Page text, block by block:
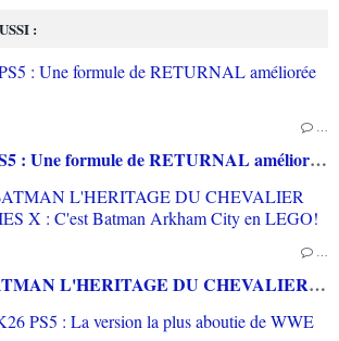
:
[TEST] SAROS PS5 : Une formule de RETURNAL améliorée et interessante
[TEST] LEGO BATMAN L'HERITAGE DU CHEVALIER NOIR XBOX SERIES X : C'est Batman Arkham City en LEGO!